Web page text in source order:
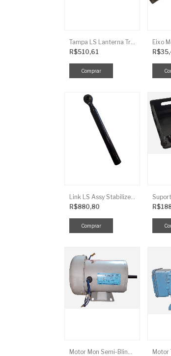
Tampa LS Lanterna Traseira Direita
R$510,61
Eixo
Link LS Assy Stabilize FG896
R$880,80
Motor Mon Semi-Blind 00,50CV 4P IP44